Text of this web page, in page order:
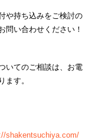
や持ち込みをご検討の
問い合わせください！
いてのご相談は、お電
ます。
shakentsuchiya.com/